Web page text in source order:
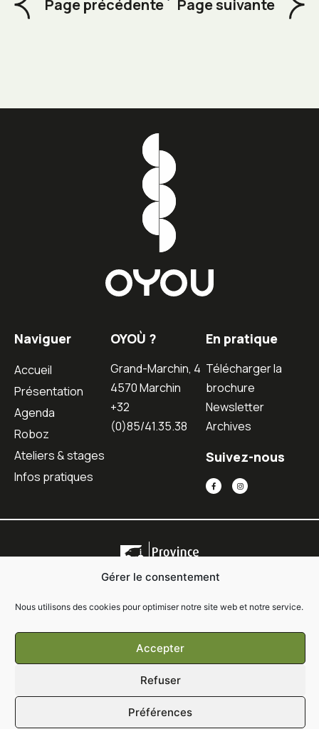
Gérer le consentement
Nous utilisons des cookies pour optimiser notre site web et notre service.
Accepter
Refuser
Préférences
Page précédente Page suivante
Naviguer
Accueil
Présentation
Agenda
Roboz
Ateliers & stages
Infos pratiques
OYOÙ ?
Grand-Marchin, 4
4570 Marchin
+32
(0)85/41.35.38
En pratique
Télécharger la
brochure
Newsletter
Archives
Suivez-nous
Copyright © 2021 Oyou • Tous droits réservés •
vente•Politique de confidentialité